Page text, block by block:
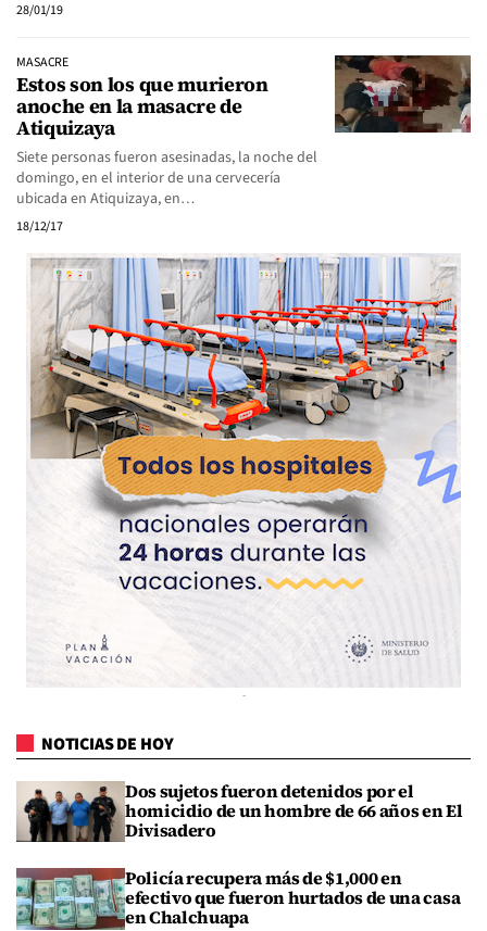
28/01/19
MASACRE
Estos son los que murieron
anoche en la masacre de
Atiquizaya
Siete personas fueron asesinadas, la noche del
domingo, en el interior de una cervecería
ubicada en Atiquizaya, en…
18/12/17
NOTICIAS DE HOY
Dos sujetos fueron detenidos por el
homicidio de un hombre de 66 años en El
Divisadero
Policía recupera más de $1,000 en
efectivo que fueron hurtados de una casa
en Chalchuapa